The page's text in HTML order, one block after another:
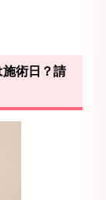
術日？請